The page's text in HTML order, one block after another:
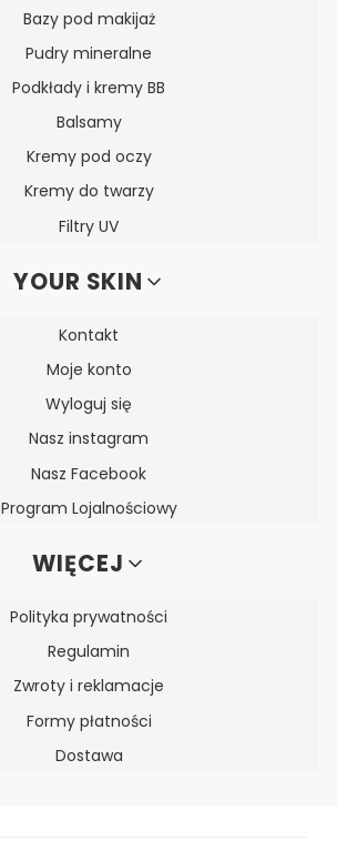
Bazy pod makijaż
Pudry mineralne
Podkłady i kremy BB
Balsamy
Kremy pod oczy
Kremy do twarzy
Filtry UV
YOUR SKIN
Kontakt
Moje konto
Wyloguj się
Nasz instagram
Nasz Facebook
Program Lojalnościowy
WIĘCEJ
Polityka prywatności
Regulamin
Zwroty i reklamacje
Formy płatności
Dostawa